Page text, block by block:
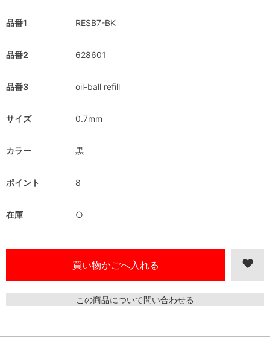
品番1 RESB7-BK
品番2 628601
品番3 oil-ball refill
サイズ 0.7mm
カラー 黒
ポイント 8
在庫 ○
この商品について問い合わせる